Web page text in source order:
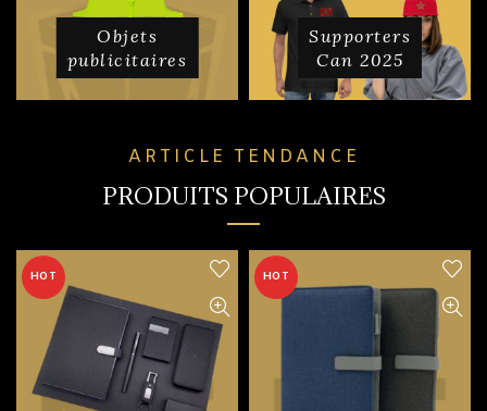
Objets
publicitaires
Supporters
Can 2025
ARTICLE TENDANCE
PRODUITS POPULAIRES
HOT HOT